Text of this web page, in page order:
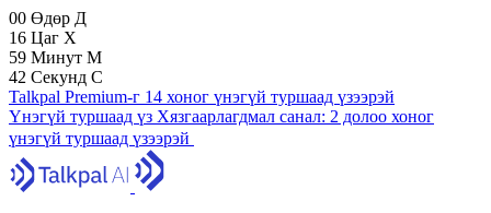
00 Өдөр Д
16 Цаг Х
59 Минут М
41 Секунд С
Talkpal Premium-г 14 хоног үнэгүй туршаад үзээрэй
Үнэгүй туршаад үз Хязгаарлагдмал санал: 2 долоо хоног
үнэгүй туршаад үзээрэй